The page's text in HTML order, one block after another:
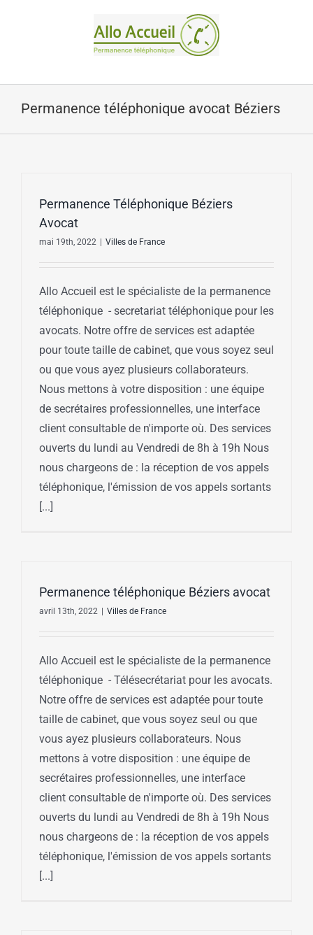
Permanence téléphonique avocat Béziers
Permanence Téléphonique Béziers
Avocat
mai 19th, 2022 Villes de France
Allo Accueil est le spécialiste de la permanence
téléphonique - secretariat téléphonique pour les
avocats. Notre offre de services est adaptée
pour toute taille de cabinet, que vous soyez seul
ou que vous ayez plusieurs collaborateurs.
Nous mettons à votre disposition : une équipe
de secrétaires professionnelles, une interface
client consultable de n'importe où. Des services
ouverts du lundi au Vendredi de 8h à 19h Nous
nous chargeons de : la réception de vos appels
téléphonique, l'émission de vos appels sortants
[...]
Permanence téléphonique Béziers avocat
avril 13th, 2022 Villes de France
Allo Accueil est le spécialiste de la permanence
téléphonique - Télésecrétariat pour les avocats.
Notre offre de services est adaptée pour toute
taille de cabinet, que vous soyez seul ou que
vous ayez plusieurs collaborateurs. Nous
mettons à votre disposition : une équipe de
secrétaires professionnelles, une interface
client consultable de n'importe où. Des services
ouverts du lundi au Vendredi de 8h à 19h Nous
nous chargeons de : la réception de vos appels
téléphonique, l'émission de vos appels sortants
[...]